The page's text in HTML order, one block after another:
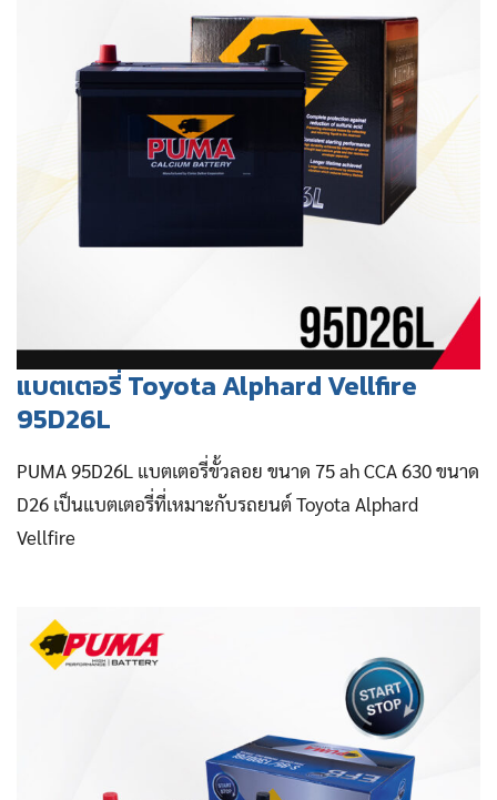
แบตเตอรี่ Toyota Alphard Vellfire
95D26L
PUMA 95D26L แบตเตอรี่ขั้วลอย ขนาด 75 ah CCA 630 ขนาด
D26 เป็นแบตเตอรี่ที่เหมาะกับรถยนต์ Toyota Alphard
Vellfire